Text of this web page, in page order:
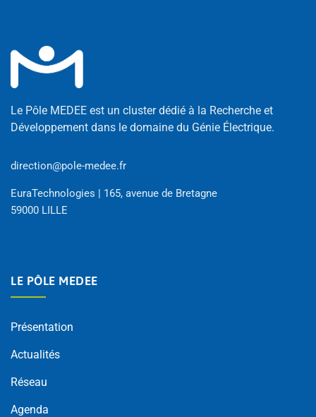
Le Pôle MEDEE est un cluster dédié à la Recherche et
Développement dans le domaine du Génie Électrique.
direction@pole-medee.fr
EuraTechnologies | 165, avenue de Bretagne
59000 LILLE
LE PÔLE MEDEE
Présentation
Actualités
Réseau
Agenda